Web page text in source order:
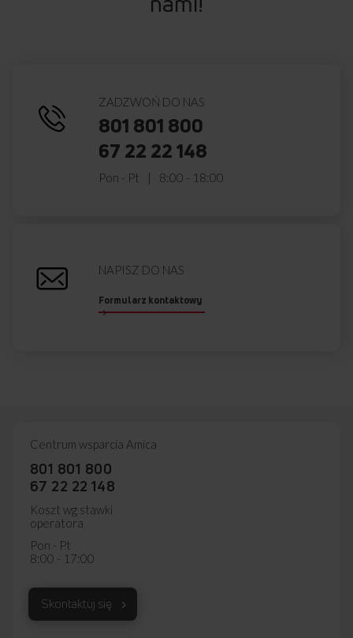
ZADZWOŃ DO NAS
801 801 800
67 22 22 148
Pon - Pt 8:00 - 18:00
NAPISZ DO NAS
Formularz kontaktowy
Centrum wsparcia Amica
801 801 800
67 22 22 148
Koszt wg stawki
operatora
Pon - Pt
8:00 - 17:00
Skontaktuj się